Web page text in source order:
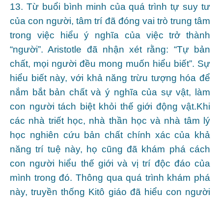
13. Từ buổi bình minh của quá trình tự suy tư
của con người, tâm trí đã đóng vai trò trung tâm
trong việc hiểu ý nghĩa của việc trở thành
“người”. Aristotle đã nhận xét rằng: “Tự bản
chất, mọi người đều mong muốn hiểu biết”. Sự
hiểu biết này, với khả năng trừu tượng hóa để
nắm bắt bản chất và ý nghĩa của sự vật, làm
con người tách biệt khỏi thế giới động vật.Khi
các nhà triết học, nhà thần học và nhà tâm lý
học nghiên cứu bản chất chính xác của khả
năng trí tuệ này, họ cũng đã khám phá cách
con người hiểu thế giới và vị trí độc đáo của
mình trong đó. Thông qua quá trình khám phá
này, truyền thống Kitô giáo đã hiểu con người